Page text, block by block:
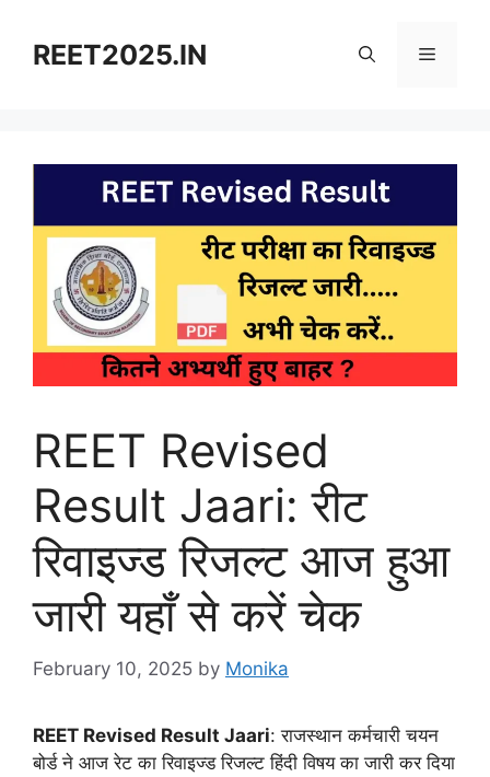
contentREET2025.IN Menu
REET Revised
Result Jaari: रीट
रिवाइज्ड रिजल्ट आज हुआ
जारी यहाँ से करें चेक
February 10, 2025 by Monika
REET Revised Result Jaari: राजस्थान कर्मचारी चयन
बोर्ड ने आज रेट का रिवाइज्ड रिजल्ट हिंदी विषय का जारी कर दिया